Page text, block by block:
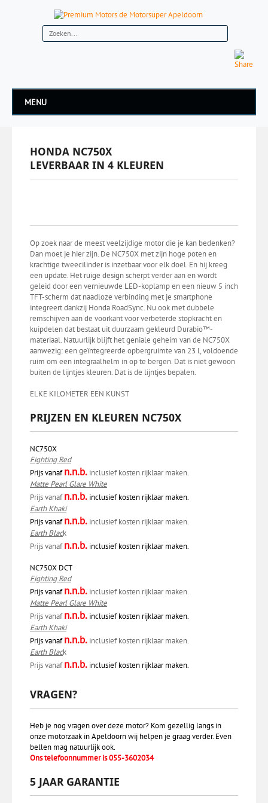
MENU
HONDA NC750X
LEVERBAAR IN 4 KLEUREN
Op zoek naar de meest veelzijdige motor die je kan bedenken?
Dan moet je hier zijn. De NC750X met zijn hoge poten en
krachtige tweecilinder is inzetbaar voor elk doel. En hij kreeg
een update. Het ruige design scherpt verder aan en wordt
geleid door een vernieuwde LED-koplamp en een nieuw 5 inch
TFT-scherm dat naadloze verbinding met je smartphone
integreert dankzij Honda RoadSync. Nu ook met dubbele
remschijven aan de voorkant voor verbeterde stopkracht en
kuipdelen dat bestaat uit duurzaam gekleurd Durabio™-
materiaal. Natuurlijk blijft het geniale geheim van de NC750X
aanwezig: een geïntegreerde opbergruimte van 23 l, voldoende
ruim om een integraalhelm in op te bergen. Dat is niet gewoon
buiten de lijntjes kleuren. Dat is de lijntjes bepalen.
ELKE KILOMETER EEN KUNST
PRIJZEN EN KLEUREN NC750X
NC750X
Fighting Red
Prijs vanafn.n.b. inclusief kosten rijklaar maken.
Matte Pearl Glare White
Prijs vanaf n.n.b. inclusief kosten rijklaar maken.
Earth Khaki
Prijs vanaf n.n.b. inclusief kosten rijklaar maken.
Earth Black
Prijs vanaf n.n.b. inclusief kosten rijklaar maken.
NC750X DCT
Fighting Red
Prijs vanaf n.n.b. inclusief kosten rijklaar maken.
Matte Pearl Glare White
Prijs vanaf n.n.b. inclusief kosten rijklaar maken.
Earth Khaki
Prijs vanaf n.n.b. inclusief kosten rijklaar maken.
Earth Black
Prijs vanaf n.n.b. ​​​​​​​​​​​​​​inclusief kosten rijklaar maken.
VRAGEN?
Heb je nog vragen over deze motor? Kom gezellig langs in
onze motorzaak in Apeldoorn wij helpen je graag verder. Even
bellen mag natuurlijk ook.
Ons telefoonnummer is 055-3602034
5 JAAR GARANTIE